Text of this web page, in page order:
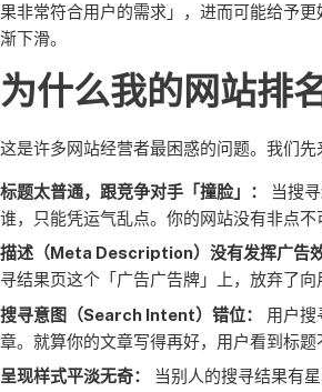
果非常符合用户的需求」，进而可能给予
渐下滑。
为什么我的网站排
这是许多网站经营者最困惑的问题。我们先
标题太普通，跟竞争对手「撞脸」：
当搜
谁，只能凭运气乱点。你的网站没有非点不
描述（Meta Description）没有发挥广告效
寻结果页这个「广告广告牌」上，放弃了向
搜寻意图（Search Intent）错位：
用户搜
章。就算你的文章写得再好，用户看到标题
呈现样式平淡无奇：
当别人的搜寻结果有